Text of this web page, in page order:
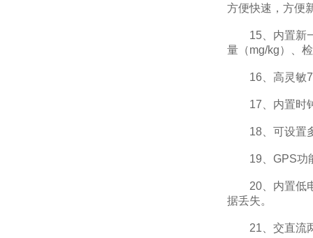
方便快速，方便
15、内置新一
量（mg/kg）、
16、高灵敏7
17、内置时钟
18、可设置多
19、GPS功能
20、内置低电
据丢失。
21、交直流两